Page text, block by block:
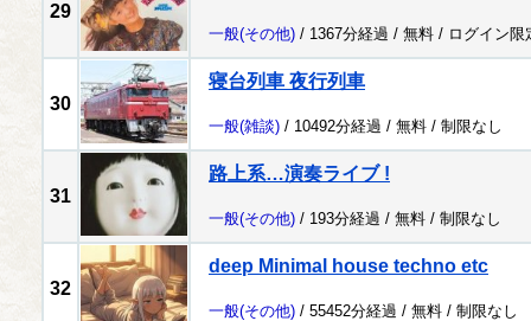
29
一般(その他) / 1367分経過 / 無料 / ログイン限
30
寝台列車 夜行列車
一般(雑談) / 10492分経過 / 無料 / 制限なし
31
路上系…演奏ライブ !
一般(その他) / 193分経過 / 無料 / 制限なし
32
deep Minimal house techno etc
一般(その他) / 55452分経過 / 無料 / 制限なし